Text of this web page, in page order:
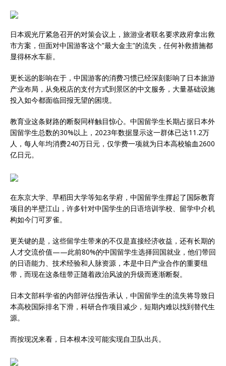
日本观光厅紧急召开的对策会议上，旅游业者联名要求政府拿出救
市方案，但面对中国游客这个”最大金主”的流失，任何补救措施都
显得杯水车薪。
更长远的影响在于，中国游客的消费习惯已经深刻影响了日本旅游
产业布局，从免税店的支付方式到景区的中文服务，大量基础设施
投入如今都面临回报无望的困境。
教育业这条财路的断裂同样触目惊心。中国留学生长期占据日本外
国留学生总数的30%以上，2023年数据显示这一群体已达11.2万
人，每人年均消费240万日元，仅学费一项就为日本高校输血2600
亿日元。
在东京大学、早稻田大学等知名学府，中国留学生撑起了国际教育
项目的半壁江山，许多针对中国学生的日语培训学校、留学中介机
构如今门可罗雀。
更关键的是，这些留学生带来的不仅是直接经济收益，还有长期的
人才交流价值——此前80%的中国留学生选择回国就业，他们带回
的日语能力、技术经验和人脉资源，本是中日产业合作的重要纽
带，而现在这条纽带正随着政治风波的升级而逐渐断裂。
日本文部科学省的内部评估报告承认，中国留学生的流失将导致日
本高校国际排名下滑，科研合作项目减少，短期内难以找到替代生
源。
而按现况来看，日本根本没可能实现自卫队出兵。